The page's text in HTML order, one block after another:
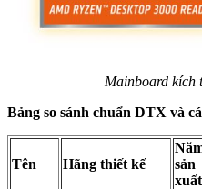
Mainboard kích
Bảng so sánh chuẩn DTX và
Tên Hãng thiết kế
sản
xuất